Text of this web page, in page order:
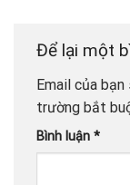
Để lại một
Email của
trường bắt
Bình luận *